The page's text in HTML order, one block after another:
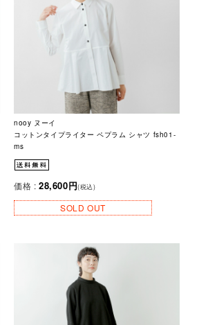
nooy ヌーイ
コットンタイプライター ペプラム シャツ fsh01-
ms
価格 : 28,600円(税込)
SOLD OUT